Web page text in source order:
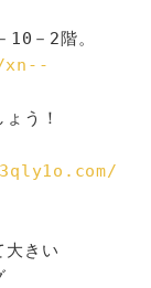
10－2階。
う！
大きい